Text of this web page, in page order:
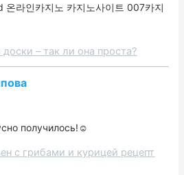
온라인카지노 카지노사이트 007카지
– так ли она проста?
получилось!☺️
с грибами и курицей рецепт